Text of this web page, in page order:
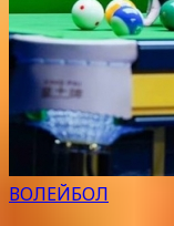
ВОЛЕЙБОЛ